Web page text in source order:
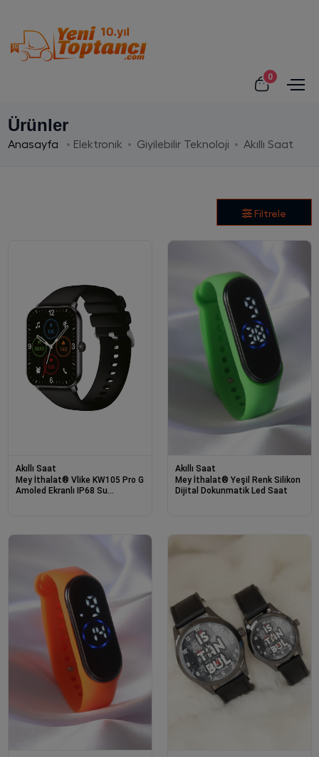
0
Ürünler
Anasayfa Elektronik Giyilebilir Teknoloji Akıllı Saat
Filtrele
Akıllı Saat
Mey İthalat® Vlike KW105 Pro G
Amoled Ekranlı IP68 Su
Akıllı Saat
Mey İthalat® Yeşil Renk Silikon
Dijital Dokunmatik Led Saat